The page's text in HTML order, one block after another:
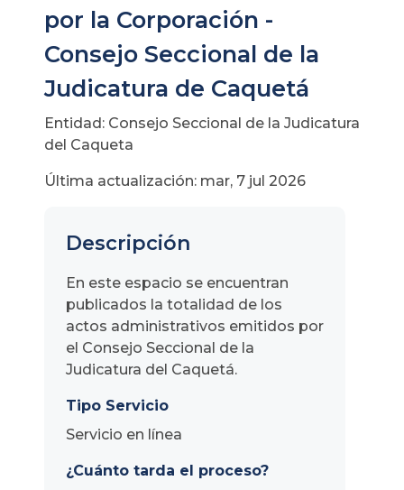
por la Corporación -
Consejo Seccional de la
Judicatura de Caquetá
Entidad: Consejo Seccional de la Judicatura
del Caqueta
Última actualización: mar, 7 jul 2026
Descripción
En este espacio se encuentran
publicados la totalidad de los
actos administrativos emitidos por
el Consejo Seccional de la
Judicatura del Caquetá.
Tipo Servicio
Servicio en línea
¿Cuánto tarda el proceso?